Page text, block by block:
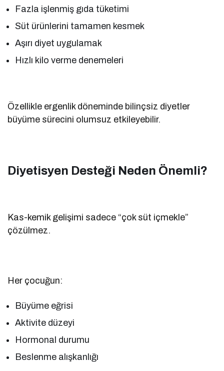
Fazla işlenmiş gıda tüketimi
Süt ürünlerini tamamen kesmek
Aşırı diyet uygulamak
Hızlı kilo verme denemeleri
Özellikle ergenlik döneminde bilinçsiz diyetler
büyüme sürecini olumsuz etkileyebilir.
Diyetisyen Desteği Neden Önemli?
Kas-kemik gelişimi sadece “çok süt içmekle”
çözülmez.
Her çocuğun:
Büyüme eğrisi
Aktivite düzeyi
Hormonal durumu
Beslenme alışkanlığı